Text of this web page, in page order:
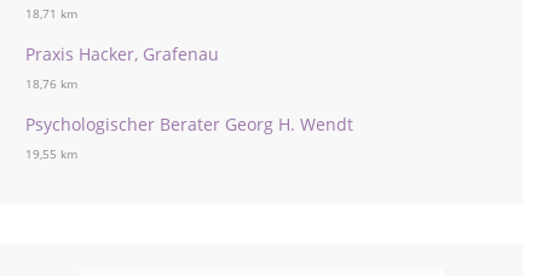
18,71 km
Praxis Hacker, Grafenau
18,76 km
Psychologischer Berater Georg H. Wendt
19,55 km